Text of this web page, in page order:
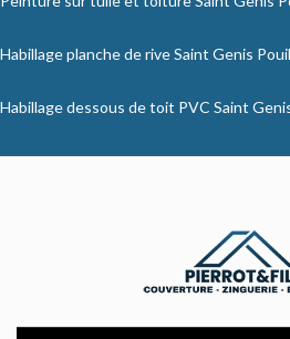
Habillage planche de rive Saint Genis
Habillage dessous de toit PVC Saint